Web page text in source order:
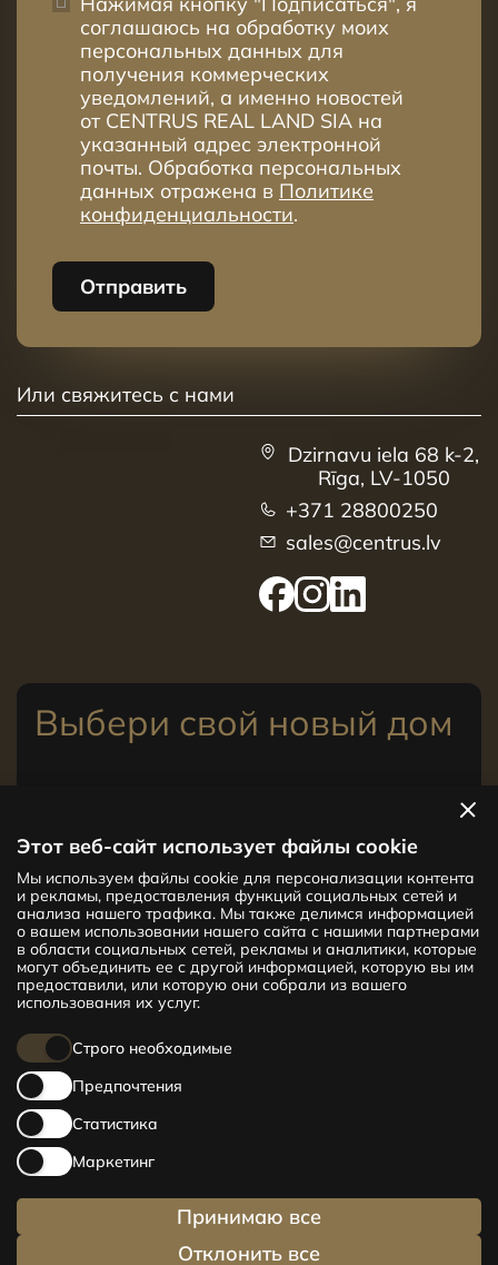
Этот веб-сайт использует файлы cookie
Мы используем файлы cookie для персонализации контента
и рекламы, предоставления функций социальных сетей и
анализа нашего трафика. Мы также делимся информацией
о вашем использовании нашего сайта с нашими партнерами
в области социальных сетей, рекламы и аналитики, которые
могут объединить ее с другой информацией, которую вы им
предоставили, или которую они собрали из вашего
использования их услуг.
Строго необходимые
Предпочтения
Статистика
Маркетинг
Отклонить все
Принимаю все
соглашаюсь на обработку моих
персональных данных для
получения коммерческих
уведомлений, а именно новостей
от CENTRUS REAL LAND SIA на
указанный адрес электронной
почты. Обработка персональных
данных отражена в Политике
конфиденциальности.
Отправить
Или свяжитесь с нами
Dzirnavu iela 68 k-2,
Rīga, LV-1050
+371 28800250
sales@centrus.lv
Выбери свой новый дом
Новый проект CENTRUS предлагает
142 эксклюзивные и удобные квартиры
в центре Риги – от уютных квартир
площадью 24 кв. м до просторных
апартаментов площадью 210 кв. м. Выбери
свое жилище и будь в центре жизни!